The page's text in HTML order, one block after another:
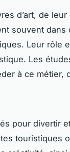
d’art, de leur
souvent dans
Leur rôle
Les
à ce métier,
pour divertir
touristiques